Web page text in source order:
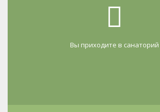
Вы приходите в санаторий